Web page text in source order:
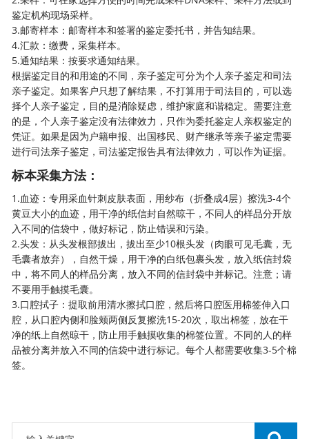
鉴定机构现场采样。
3.邮寄样本：邮寄样本和签署的鉴定委托书，并告知结果。
4.汇款：缴费，采集样本。
5.通知结果：按要求通知结果。
根据鉴定目的和用途的不同，亲子鉴定可分为个人亲子鉴定和司法
亲子鉴定。如果客户只想了解结果，不打算用于司法目的，可以选
择个人亲子鉴定，目的是消除疑虑，维护家庭和谐稳定。需要注意
的是，个人亲子鉴定没有法律效力，只作为委托鉴定人亲权鉴定的
凭证。如果是因为户籍申报、出国移民、财产继承等亲子鉴定需要
进行司法亲子鉴定，司法鉴定报告具有法律效力，可以作为证据。
标本采集方法：
1.血迹：专用采血针刺皮肤表面，用纱布（折叠成4层）擦洗3-4个
黄豆大小的血迹，用干净的纸信封自然晾干，不同人的样品分开放
入不同的信袋中，做好标记，防止错误和污染。
2.头发：从头发根部拔出，拔出至少10根头发（肉眼可见毛囊，无
毛囊者放弃），自然干燥，用干净的白纸包裹头发，放入纸信封袋
中，将不同人的样品分离，放入不同的信封袋中并标记。注意；请
不要用手触摸毛囊。
3.口腔拭子：提取前用清水擦拭口腔，然后将口腔医用棉签伸入口
腔，从口腔内侧和脸颊两侧反复擦洗15-20次，取出棉签，放在干
净的纸上自然晾干，防止用手触摸收集的棉签位置。不同的人的样
品被分离并放入不同的信袋中进行标记。每个人都需要收集3-5个棉
签。